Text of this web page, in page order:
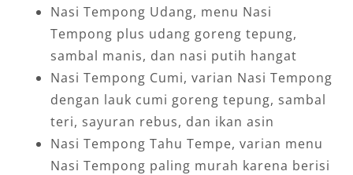
Nasi Tempong Udang, menu Nasi
Tempong plus udang goreng tepung,
sambal manis, dan nasi putih hangat
Nasi Tempong Cumi, varian Nasi Tempong
dengan lauk cumi goreng tepung, sambal
teri, sayuran rebus, dan ikan asin
Nasi Tempong Tahu Tempe, varian menu
Nasi Tempong paling murah karena berisi